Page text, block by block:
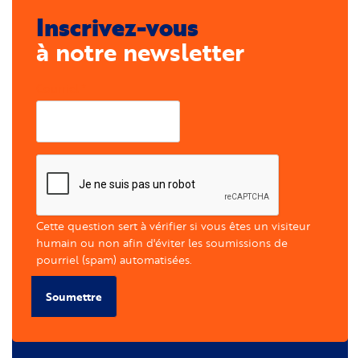
Inscrivez-vous
à notre newsletter
Cette question sert à vérifier si vous êtes un visiteur
humain ou non afin d'éviter les soumissions de
pourriel (spam) automatisées.
Soumettre